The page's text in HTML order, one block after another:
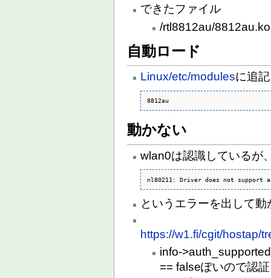
できたファイル
/rtl8812au/8812au.ko
自動ロード
Linux/etc/modulesに追記
8812au
動かない
wlan0は認識しているが
nl80211: Driver does not support
というエラーを出して動
https://w1.fi/cgit/hostap/
info-
== falseぽいので認